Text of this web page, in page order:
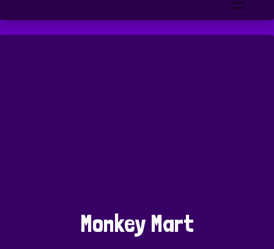
Monkey Mart